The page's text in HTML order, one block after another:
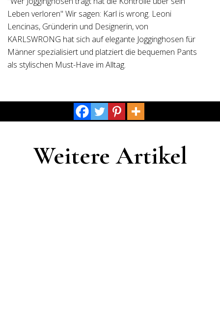
Leben verloren" Wir sagen: Karl is wrong. Leoni
Lencinas, Gründerin und Designerin, von
KARLSWRONG hat sich auf elegante Jogginghosen für
Männer spezialisiert und platziert die bequemen Pants
als stylischen Must-Have im Alltag.
Weitere Artikel